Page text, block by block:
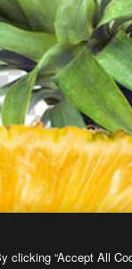
clicking “Accept All